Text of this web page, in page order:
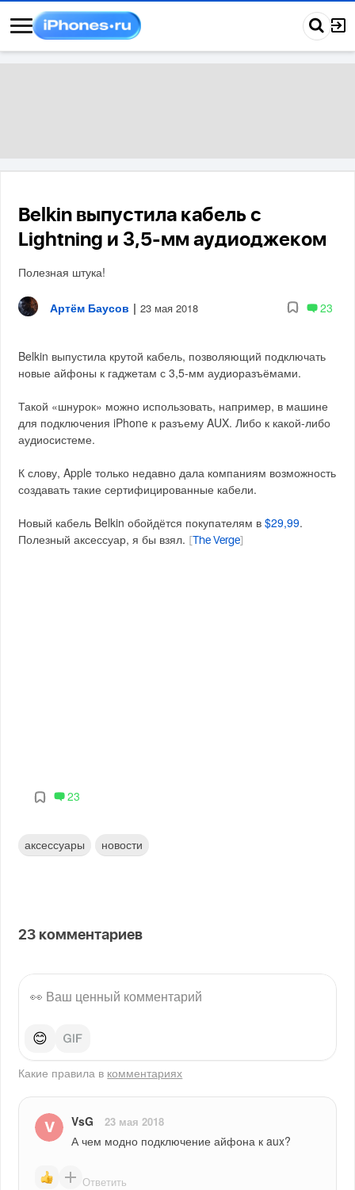
Belkin выпустила кабель с
Lightning и 3,5-мм аудиоджеком
Полезная штука!
Артём Баусов | 23 мая 2018 23
Belkin выпустила крутой кабель, позволяющий подключать
новые айфоны к гаджетам с 3,5-мм аудиоразъёмами.
Такой «шнурок» можно использовать, например, в машине
для подключения iPhone к разъему AUX. Либо к какой-либо
аудиосистеме.
К слову, Apple только недавно дала компаниям возможность
создавать такие сертифицированные кабели.
Новый кабель Belkin обойдётся покупателям в$29,99.
Полезный аксессуар, я бы взял.
The Verge
23
аксессуары новости
23 комментариев
😊
Какие правила в комментариях
VsG 23 мая 2018
А чем модно подключение айфона к aux?
Ответить